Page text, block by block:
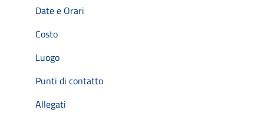
Date e Orari
Costo
Luogo
Punti di contatto
Allegati